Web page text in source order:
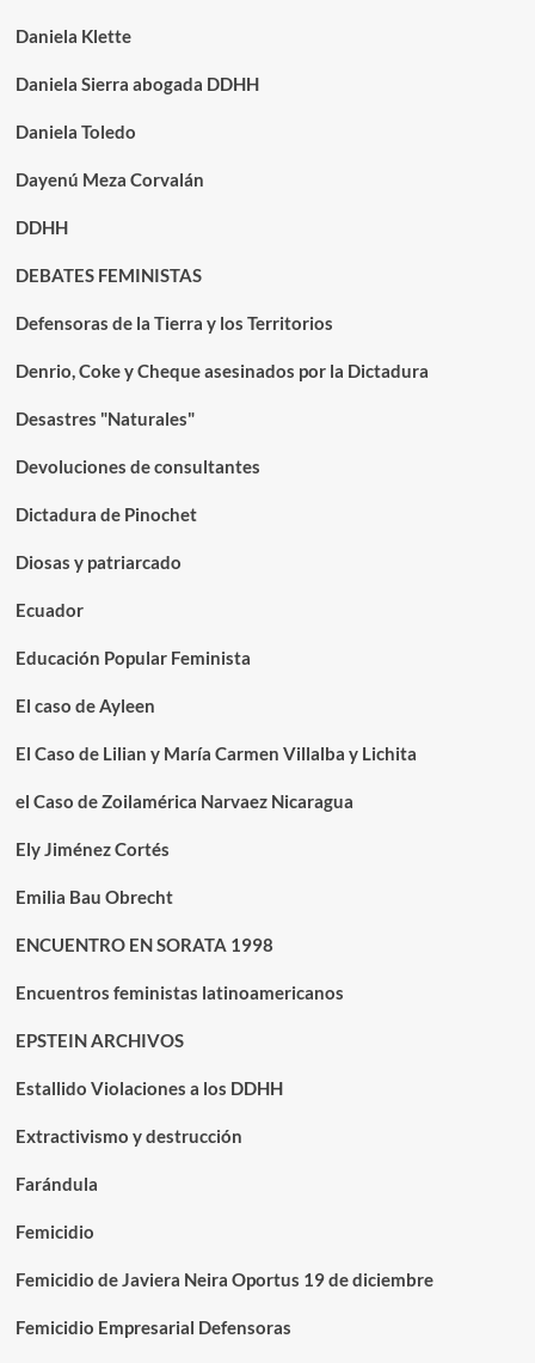
Daniela Klette
Daniela Sierra abogada DDHH
Daniela Toledo
Dayenú Meza Corvalán
DDHH
DEBATES FEMINISTAS
Defensoras de la Tierra y los Territorios
Denrio, Coke y Cheque asesinados por la Dictadura
Desastres "Naturales"
Devoluciones de consultantes
Dictadura de Pinochet
Diosas y patriarcado
Ecuador
Educación Popular Feminista
El caso de Ayleen
El Caso de Lilian y María Carmen Villalba y Lichita
el Caso de Zoilamérica Narvaez Nicaragua
Ely Jiménez Cortés
Emilia Bau Obrecht
ENCUENTRO EN SORATA 1998
Encuentros feministas latinoamericanos
EPSTEIN ARCHIVOS
Estallido Violaciones a los DDHH
Extractivismo y destrucción
Farándula
Femicidio
Femicidio de Javiera Neira Oportus 19 de diciembre
Femicidio Empresarial Defensoras